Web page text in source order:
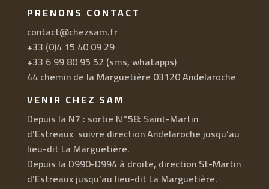
PRENONS CONTACT
contact@chezsam.fr
+33 (0)4 15 40 09 29
+33 6 99 80 95 52 (sms, whatapps)
44 chemin de la Marguetière 03120 Andelaroche
VENIR CHEZ SAM
Depuis la N7 : sortie N°58: Saint-Martin
d’Estreaux suivre direction Andelaroche jusqu’au
lieu-dit La Marguetière.
Depuis la D990-D994 à droite, direction St-Martin
d’Estreaux jusqu’au lieu-dit La Marguetière.